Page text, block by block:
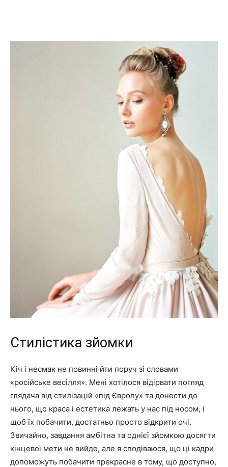
Стилістика зйомки
Кіч і несмак не повинні йти поруч зі словами
«російське весілля». Мені хотілося відірвати погляд
глядача від стилізацій «під Європу» та донести до
нього, що краса і естетика лежать у нас під носом, і
щоб їх побачити, достатньо просто відкрити очі.
Звичайно, завдання амбітна та однієї зйомкою досягти
кінцевої мети не вийде, але я сподіваюся, що ці кадри
допоможуть побачити прекрасне в тому, що доступно,